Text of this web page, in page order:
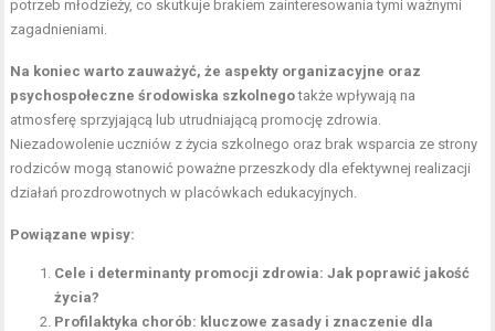
potrzeb młodzieży, co skutkuje brakiem zainteresowania tymi ważnymi
zagadnieniami.
Na koniec warto zauważyć, że aspekty organizacyjne oraz
psychospołeczne środowiska szkolnegotakże wpływają na
atmosferę sprzyjającą lub utrudniającą promocję zdrowia.
Niezadowolenie uczniów z życia szkolnego oraz brak wsparcia ze strony
rodziców mogą stanowić poważne przeszkody dla efektywnej realizacji
działań prozdrowotnych w placówkach edukacyjnych.
Powiązane wpisy:
Cele i determinanty promocji zdrowia: Jak poprawić jakość
życia?
Profilaktyka chorób: kluczowe zasady i znaczenie dla